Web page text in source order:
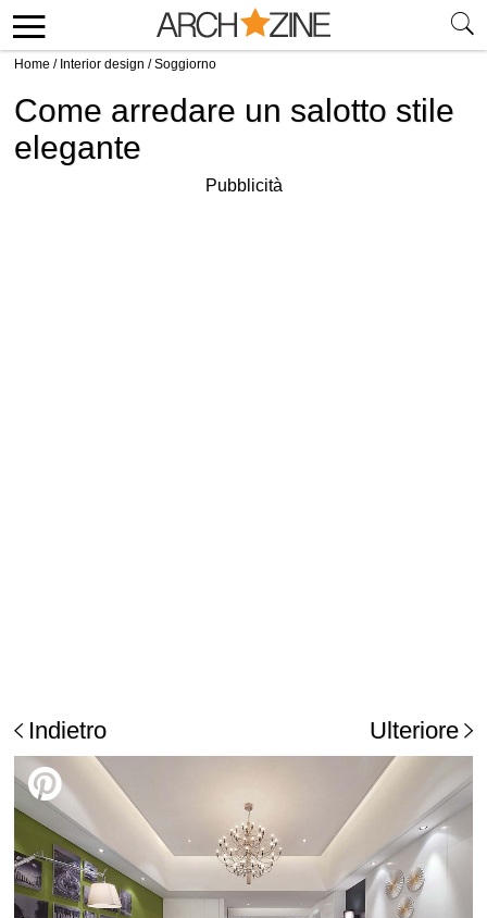
Home / Interior design /Soggiorno
Come arredare un salotto stile
elegante
Pubblicità
Indietro Ulteriore